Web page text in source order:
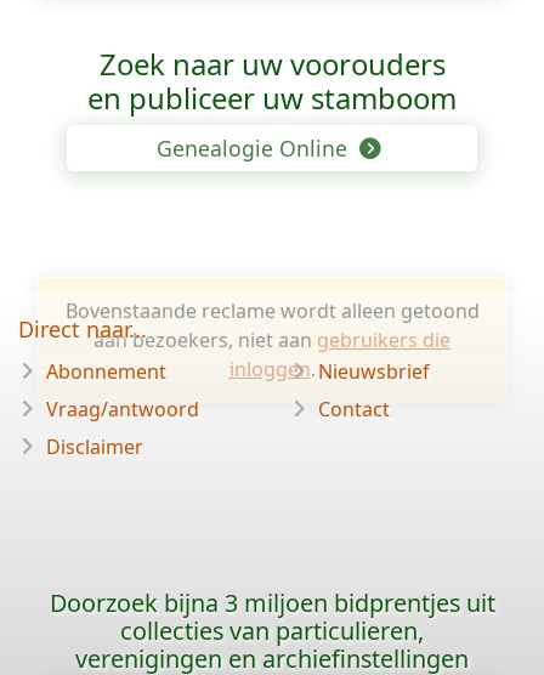
Zoek naar uw voorouders
en publiceer uw stamboom
Genealogie Online
Bovenstaande reclame wordt alleen getoond
aan bezoekers, niet aan gebruikers die
inloggen.
Direct naar...
Abonnement
Vraag/antwoord
Disclaimer
Nieuwsbrief
Contact
Doorzoek bijna 3 miljoen bidprentjes uit
collecties van particulieren,
verenigingen en archiefinstellingen